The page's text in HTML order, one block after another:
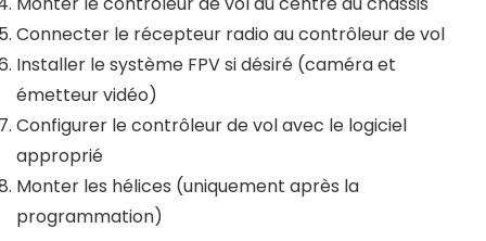
Connecter le récepteur radio au contrôleur de vol
Installer le système FPV si désiré (caméra et
émetteur vidéo)
Configurer le contrôleur de vol avec le logiciel
approprié
Monter les hélices (uniquement après la
programmation)